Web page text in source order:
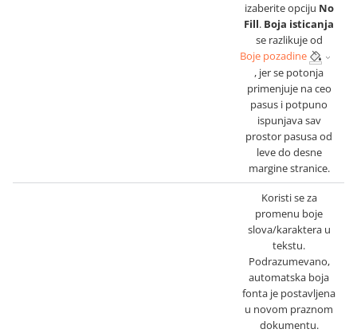
izaberite opciju No
Fill. Boja isticanja
se razlikuje od
Boje pozadine
, jer se potonja
primenjuje na ceo
pasus i potpuno
ispunjava sav
prostor pasusa od
leve do desne
margine stranice.
Koristi se za
promenu boje
slova/karaktera u
tekstu.
Podrazumevano,
automatska boja
fonta je postavljena
u novom praznom
dokumentu.